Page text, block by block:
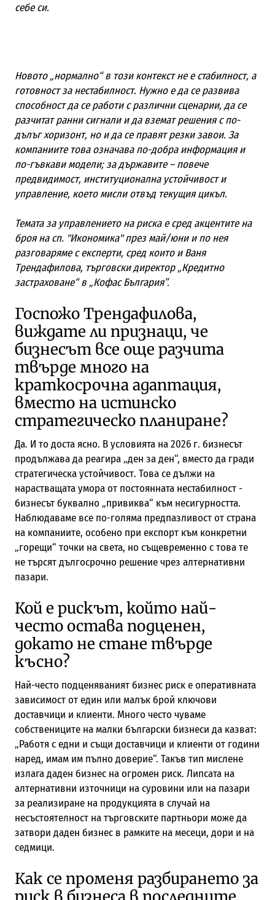
себе си.
Новото „нормално“ в този контекст не е стабилност, а
готовност за нестабилност. Нужно е да се развива
способност да се работи с различни сценарии, да се
разчитат ранни сигнали и да вземат решения с по-
дълъг хоризонт, но и да се правят резки завои. За
компаниите това означава по-добра информация и
по-гъвкави модели; за държавите – повече
предвидимост, институционална устойчивост и
управление, което мисли отвъд текущия цикъл.
Темата за управлението на риска е сред акцентите на
броя на сп. "Икономика" през май/юни и по нея
разговаряме с експерти, сред които и Ваня
Трендафилова, търговски директор „Кредитно
застраховане“ в „Кофас България”.
Госпожо Трендафилова,
виждате ли признаци, че
бизнесът все още разчита
твърде много на
краткосрочна адаптация,
вместо на истинско
стратегическо планиране?
Да. И то доста ясно. В условията на 2026 г. бизнесът
продължава да реагира „ден за ден“, вместо да гради
стратегическа устойчивост. Това се дължи на
нарастващата умора от постоянната нестабилност -
бизнесът буквално „привиква“ към несигурността.
Наблюдаваме все по-голяма предпазливост от страна
на компаниите, особено при експорт към конкретни
„горещи“ точки на света, но същевременно с това те
не търсят дългосрочно решение чрез алтернативни
пазари.
Кой е рискът, който най-
често остава подценен,
докато не стане твърде
късно?
Най-често подценяваният бизнес риск е оперативната
зависимост от един или малък брой ключови
доставчици и клиенти. Много често чуваме
собствениците на малки български бизнеси да казват:
„Работя с едни и същи доставчици и клиенти от години
наред, имам им пълно доверие“. Такъв тип мислене
излага даден бизнес на огромен риск. Липсата на
алтернативни източници на суровини или на пазари
за реализиране на продукцията в случай на
несъстоятелност на търговските партньори може да
затвори даден бизнес в рамките на месеци, дори и на
седмици.
Как се променя разбирането за